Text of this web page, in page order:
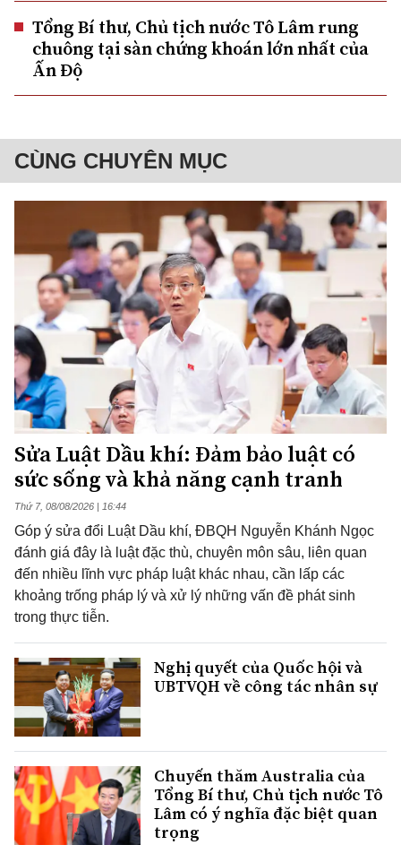
Tổng Bí thư, Chủ tịch nước Tô Lâm rung
chuông tại sàn chứng khoán lớn nhất của
Ấn Độ
CÙNG CHUYÊN MỤC
Sửa Luật Dầu khí: Đảm bảo luật có
sức sống và khả năng cạnh tranh
Thứ 7, 08/08/2026 | 16:44
Góp ý sửa đổi Luật Dầu khí, ĐBQH Nguyễn Khánh Ngọc
đánh giá đây là luật đặc thù, chuyên môn sâu, liên quan
đến nhiều lĩnh vực pháp luật khác nhau, cần lấp các
khoảng trống pháp lý và xử lý những vấn đề phát sinh
trong thực tiễn.
Nghị quyết của Quốc hội và
UBTVQH về công tác nhân sự
Chuyến thăm Australia của
Tổng Bí thư, Chủ tịch nước Tô
Lâm có ý nghĩa đặc biệt quan
trọng